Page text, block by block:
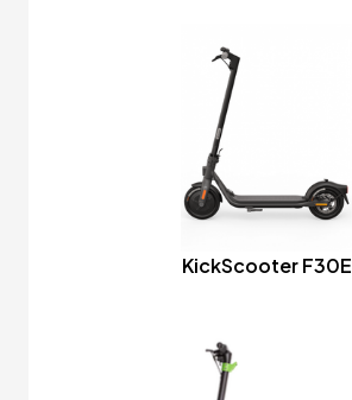
KickScooter F30E